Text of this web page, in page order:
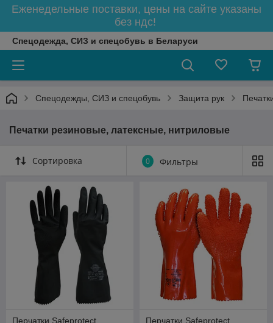
Еженедельные поставки, цены на сайте указаны
без ндс!
Спецодежда, СИЗ и спецобувь в Беларуси
Спецодежды, СИЗ и спецобувь Защита рук
Печатки резиновые, латексные, нитриловые
Сортировка 0 Фильтры
Перчатки Safeprotect
Перчатки Safeprotect